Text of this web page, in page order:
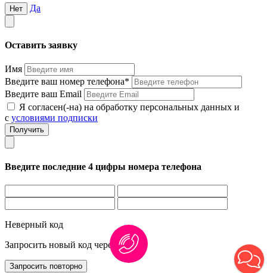
Нет Да
Оставить заявку
Имя
Введите ваш номер телефона*
Введите ваш Email
Я согласен(-на) на обработку персональных данных и
с условиями подписки
Введите последние 4 цифры номера телефона
Неверный код
Запросить новый код через 1:00
Запросить повторно